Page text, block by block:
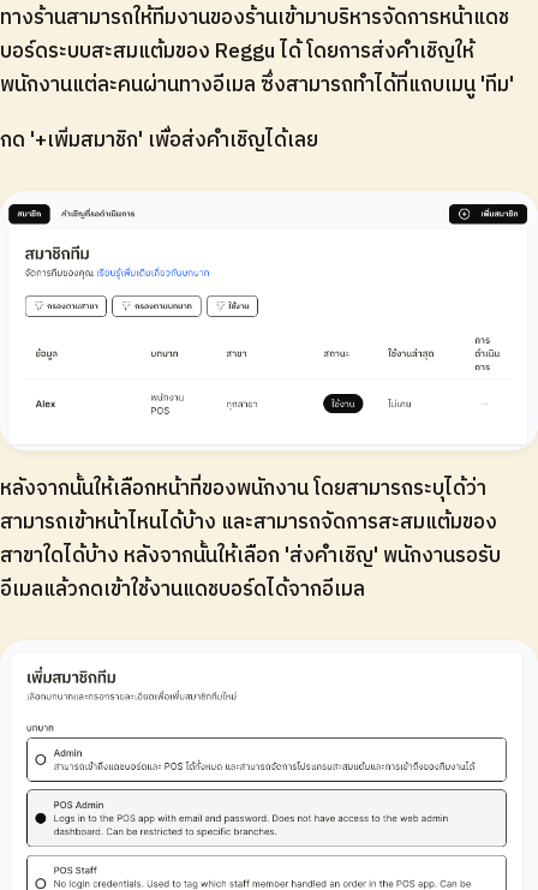
ทางร้านสามารถให้ทีมงานของร้านเข้ามาบริหารจัดการหน้าแดช
บอร์ดระบบสะสมแต้มของ Reggu ได้ โดยการส่งคำเชิญให้
พนักงานแต่ละคนผ่านทางอีเมล ซึ่งสามารถทำได้ที่แถบเมนู 'ทีม'
กด '+เพิ่มสมาชิก' เพื่อส่งคำเชิญได้เลย
หลังจากนั้นให้เลือกหน้าที่ของพนักงาน โดยสามารถระบุได้ว่า
สามารถเข้าหน้าไหนได้บ้าง และสามารถจัดการสะสมแต้มของ
สาขาใดได้บ้าง หลังจากนั้นให้เลือก 'ส่งคำเชิญ' พนักงานรอรับ
อีเมลแล้วกดเข้าใช้งานแดชบอร์ดได้จากอีเมล